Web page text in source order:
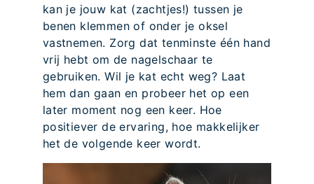
kan je jouw kat (zachtjes!) tussen je
benen klemmen of onder je oksel
vastnemen. Zorg dat tenminste één hand
vrij hebt om de nagelschaar te
gebruiken. Wil je kat echt weg? Laat
hem dan gaan en probeer het op een
later moment nog een keer. Hoe
positiever de ervaring, hoe makkelijker
het de volgende keer wordt.